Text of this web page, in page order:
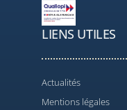
LIENS UTILES
Actualités
Mentions légales